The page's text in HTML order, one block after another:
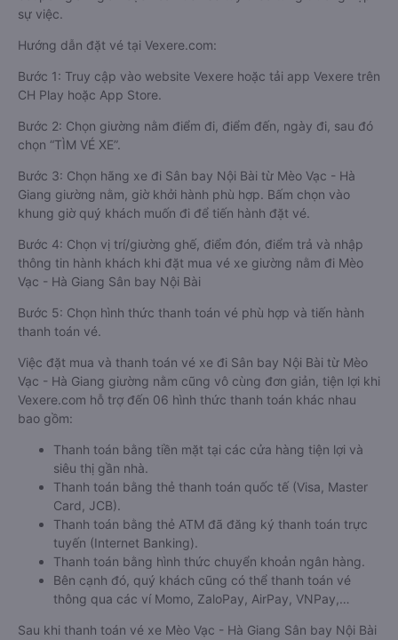
sự việc.
Hướng dẫn đặt vé tại Vexere.com:
Bước 1: Truy cập vào website Vexere hoặc tải app Vexere trên
CH Play hoặc App Store.
Bước 2: Chọn giường nằm điểm đi, điểm đến, ngày đi, sau đó
chọn “TÌM VÉ XE”.
Bước 3: Chọn hãng xe đi Sân bay Nội Bài từ Mèo Vạc - Hà
Giang giường nằm, giờ khởi hành phù hợp. Bấm chọn vào
khung giờ quý khách muốn đi để tiến hành đặt vé.
Bước 4: Chọn vị trí/giường ghế, điểm đón, điểm trả và nhập
thông tin hành khách khi đặt mua vé xe giường nằm đi Mèo
Vạc - Hà Giang Sân bay Nội Bài
Bước 5: Chọn hình thức thanh toán vé phù hợp và tiến hành
thanh toán vé.
Việc đặt mua và thanh toán vé xe đi Sân bay Nội Bài từ Mèo
Vạc - Hà Giang giường nằm cũng vô cùng đơn giản, tiện lợi khi
Vexere.com hỗ trợ đến 06 hình thức thanh toán khác nhau
bao gồm:
Thanh toán bằng tiền mặt tại các cửa hàng tiện lợi và
siêu thị gần nhà.
Thanh toán bằng thẻ thanh toán quốc tế (Visa, Master
Card, JCB).
Thanh toán bằng thẻ ATM đã đăng ký thanh toán trực
tuyến (Internet Banking).
Thanh toán bằng hình thức chuyển khoản ngân hàng.
Bên cạnh đó, quý khách cũng có thể thanh toán vé
thông qua các ví Momo, ZaloPay, AirPay, VNPay,…
Sau khi thanh toán vé xe Mèo Vạc - Hà Giang Sân bay Nội Bài